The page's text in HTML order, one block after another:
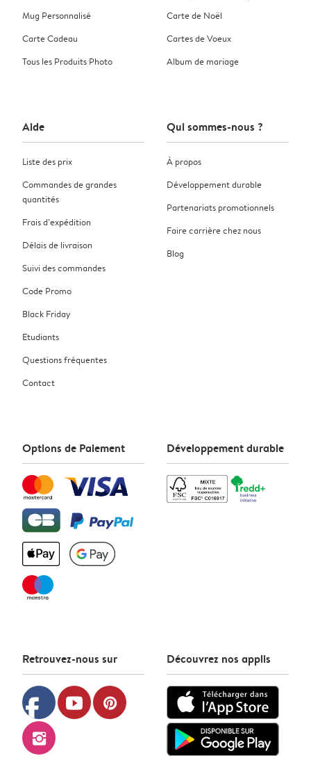
Mug Personnalisé
Carte Cadeau
Tous les Produits Photo
Carte de Noël
Cartes de Voeux
Album de mariage
Aide
Liste des prix
Commandes de grandes
quantités
Frais d’expédition
Délais de livraison
Suivi des commandes
Code Promo
Black Friday
Etudiants
Questions fréquentes
Contact
Qui sommes-nous ?
À propos
Développement durable
Partenariats promotionnels
Faire carrière chez nous
Blog
Options de Paiement Développement durable
Retrouvez-nous sur
facebook youtube pinterest
instagram
Découvrez nos applis